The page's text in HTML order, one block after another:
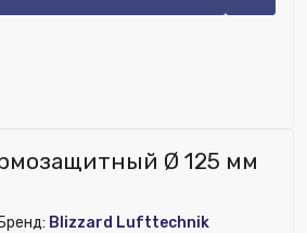
45° термозащитный Ø 125 мм
Ø 125 мм
Бренд: Blizzard Lufttechnik